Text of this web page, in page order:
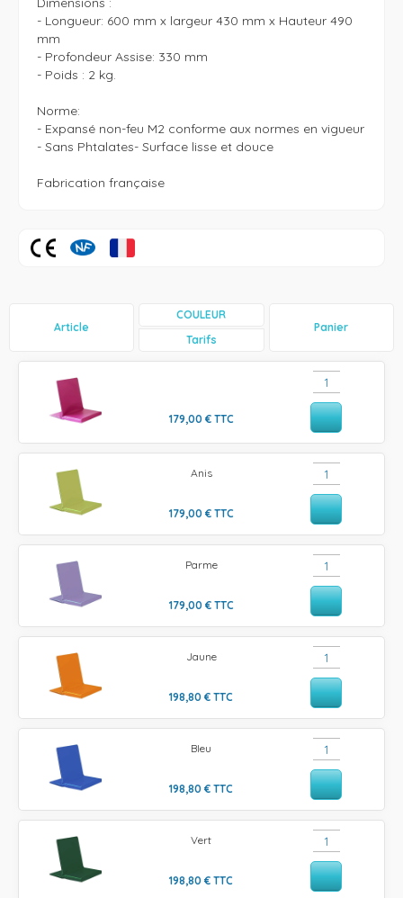
- Longueur: 600 mm x largeur 430 mm x Hauteur 490
mm
- Profondeur Assise: 330 mm
- Poids : 2 kg.
Norme:
- Expansé non-feu M2 conforme aux normes en vigueur
- Sans Phtalates- Surface lisse et douce
Fabrication française
Article
COULEUR
Tarifs
Panier
179,00 € TTC
Anis
179,00 € TTC
Parme
179,00 € TTC
Jaune
198,80€ TTC
Bleu
198,80€ TTC
Vert
198,80€ TTC